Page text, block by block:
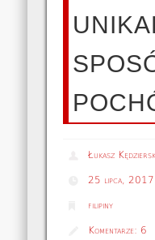
Łukasz
25 lipca, 2017
filipiny
Komentarze: 6